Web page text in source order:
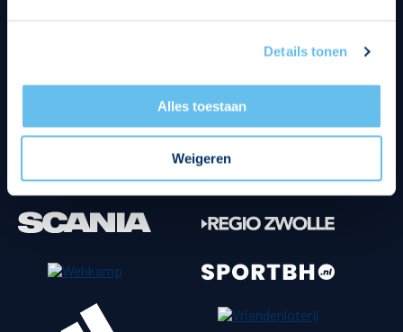
Details tonen
Alles toestaan
Weigeren